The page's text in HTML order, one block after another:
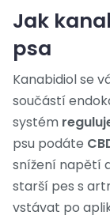
Jak
psa
Kanabidiol se
součástí
systém
psu podáte
snížení napětí
starší pes s
vstávat po